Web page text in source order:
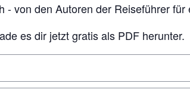
- von den Autoren der Reiseführer für
es dir jetzt gratis als PDF herunter.